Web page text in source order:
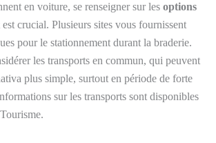
en voiture, se renseigner sur les options
est crucial. Plusieurs sites vous fournissent
pour le stationnement durant la braderie.
les transports en commun, qui peuvent
plus simple, surtout en période de forte
sur les transports sont disponibles